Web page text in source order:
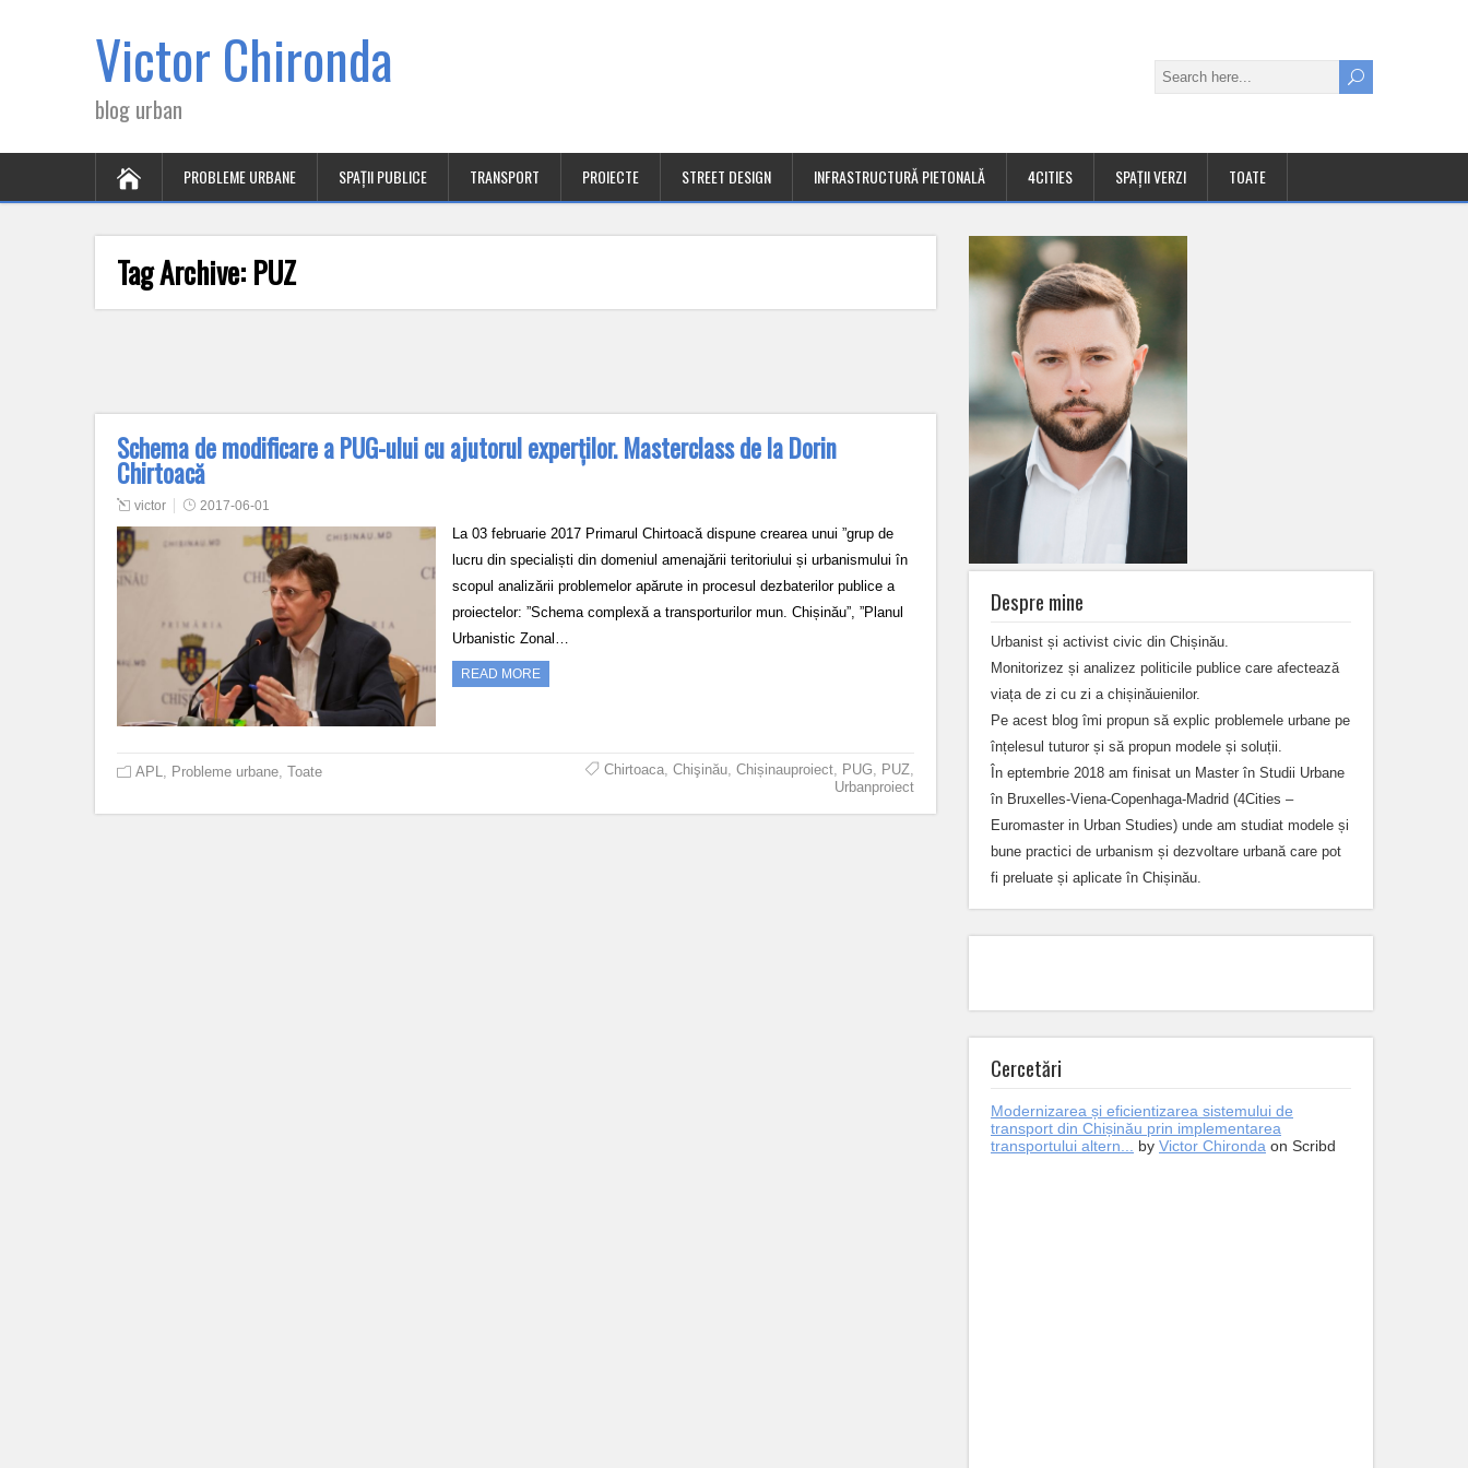
Victor Chironda
blog urban
PROBLEME URBANE SPAȚII PUBLICE TRANSPORT PROIECTE STREET DESIGN INFRASTRUCTURĂ PIETONALĂ 4CITIES SPAȚII VERZI TOATE
Tag Archive: PUZ
Schema de modificare a PUG-ului cu ajutorul experților. Masterclass de la Dorin
Chirtoacă
victor 2017-06-01
La 03 februarie 2017 Primarul Chirtoacă dispune crearea unui ”grup de
lucru din specialiști din domeniul amenajării teritoriului și urbanismului în
scopul analizării problemelor apărute in procesul dezbaterilor publice a
proiectelor: ”Schema complexă a transporturilor mun. Chișinău”, ”Planul
Urbanistic Zonal…
READ MORE
APL Probleme urbane Toate Chirtoaca, Chişinău, Chișinauproiect, PUG PUZ,
Urbanproiect
Despre mine
Urbanist și activist civic din Chișinău.
Monitorizez și analizez politicile publice care afectează
viața de zi cu zi a chișinăuienilor.
Pe acest blog îmi propun să explic problemele urbane pe
înțelesul tuturor și să propun modele și soluții.
În eptembrie 2018 am finisat un Master în Studii Urbane
în Bruxelles-Viena-Copenhaga-Madrid (4Cities –
Euromaster in Urban Studies) unde am studiat modele și
bune practici de urbanism și dezvoltare urbană care pot
fi preluate și aplicate în Chișinău.
Cercetări
Modernizarea și eficientizarea sistemului de
transport din Chișinău prin implementarea
transportului altern...
by Victor Chironda on Scribd